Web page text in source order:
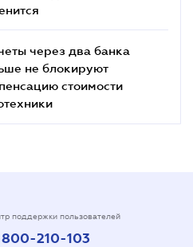
через два банка
не блокируют
стоимости
поддержки пользователей
210-103